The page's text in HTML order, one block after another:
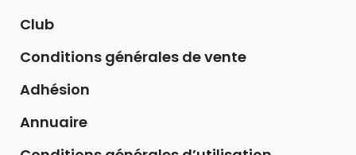
Club
Conditions générales de vente
Adhésion
Annuaire